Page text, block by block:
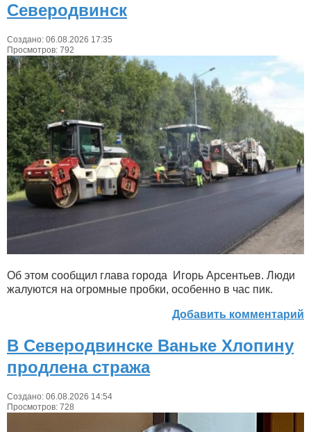
Северодвинск
Создано: 06.08.2026 17:35
Просмотров: 792
Об этом сообщил глава города Игорь Арсентьев. Люди
жалуются на огромные пробки, особенно в час пик.
Добавить комментарий
В Северодвинске Ваньке Хлопину
продлена стража
Создано: 06.08.2026 14:54
Просмотров: 728